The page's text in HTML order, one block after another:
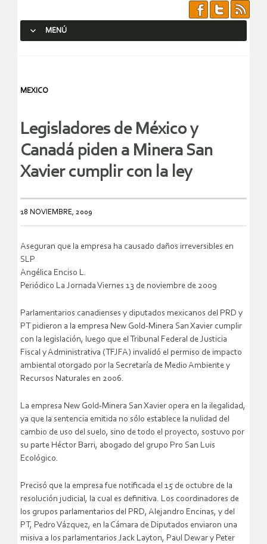
MENÚ
MEXICO
Legisladores de México y
Canadá piden a Minera San
Xavier cumplir con la ley
18 NOVIEMBRE, 2009
Aseguran que la empresa ha causado daños irreversibles en
SLP
Angélica Enciso L.
Periódico La Jornada Viernes 13 de noviembre de 2009
Parlamentarios canadienses y diputados mexicanos del PRD y
PT pidieron a la empresa New Gold-Minera San Xavier cumplir
con la legislación, luego que el Tribunal Federal de Justicia
Fiscal y Administrativa (TFJFA) invalidó el permiso de impacto
ambiental otorgado por la Secretaría de Medio Ambiente y
Recursos Naturales en 2006.
La empresa New Gold-Minera San Xavier opera en la ilegalidad,
ya que la sentencia emitida no sólo establece la nulidad del
cambio de uso del suelo, sino de todo el proyecto, sostuvo por
su parte Héctor Barri, abogado del grupo Pro San Luis
Ecológico.
Precisó que la empresa fue notificada el 15 de octubre de la
resolución judicial, la cual es definitiva. Los coordinadores de
los grupos parlamentarios del PRD, Alejandro Encinas, y del
PT, Pedro Vázquez, en la Cámara de Diputados enviaron una
misiva a los parlamentarios Jack Layton, Paul Dewar y Peter